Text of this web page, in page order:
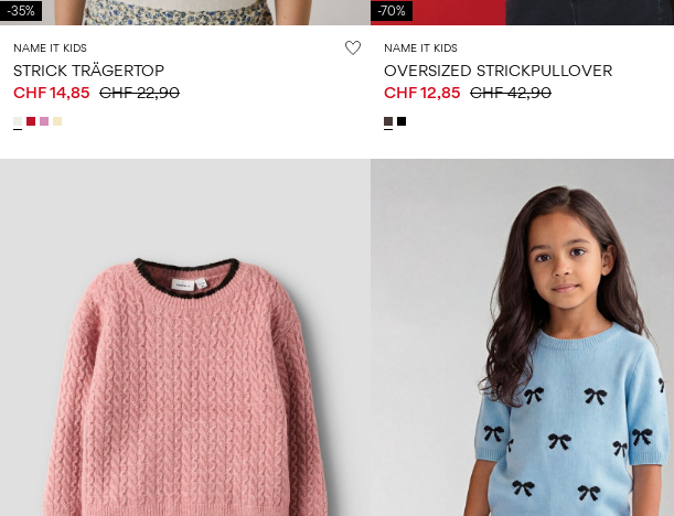
-35%
NAME IT KIDS
STRICK TRÄGERTOP
CHF 14,85 CHF 22,90
-70%
NAME IT KIDS
OVERSIZED STRICKPULLOVER
CHF 12,85 CHF 42,90